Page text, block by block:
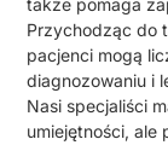
także pomaga
Przychodząc do
pacjenci mogą
diagnozowaniu i
Nasi specjaliści
umiejętności, ale